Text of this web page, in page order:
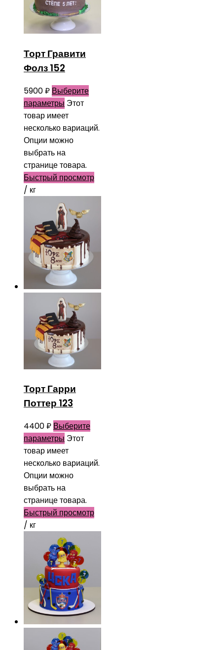
Торт Гравити
Фолз 152
5900₽ Выберите
параметры Этот
товар имеет
несколько вариаций.
Опции можно
выбрать на
странице товара.
Быстрый просмотр
/ кг
Торт Гарри
Поттер 123
4400₽ Выберите
параметры Этот
товар имеет
несколько вариаций.
Опции можно
выбрать на
странице товара.
Быстрый просмотр
/ кг